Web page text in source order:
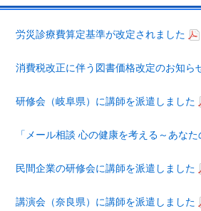
労災診療費算定基準が改定されました
消費税改正に伴う図書価格改定のお知ら
研修会（岐阜県）に講師を派遣しました
「メール相談 心の健康を考える～あな
民間企業の研修会に講師を派遣しました
講演会（奈良県）に講師を派遣しました